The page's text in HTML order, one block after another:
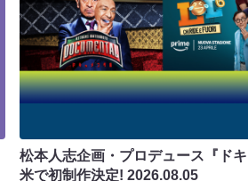
松本人志企画・プロデュース『ドキ
米で初制作決定! 2026.08.05